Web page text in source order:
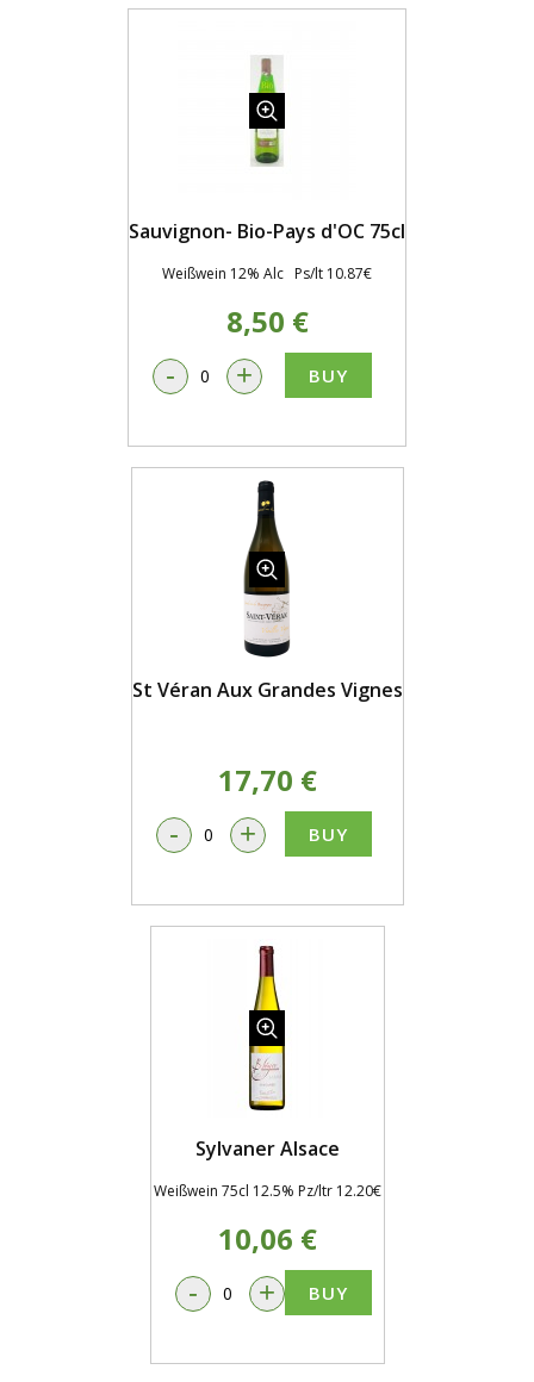
Sauvignon- Bio-Pays d'OC 75cl
Weißwein 12% Alc Ps/lt 10.87€
8,50 €
- + BUY
St Véran Aux Grandes Vignes
17,70 €
- + BUY
Sylvaner Alsace
Weißwein 75cl 12.5% Pz/ltr 12.20€
10,06 €
- + BUY